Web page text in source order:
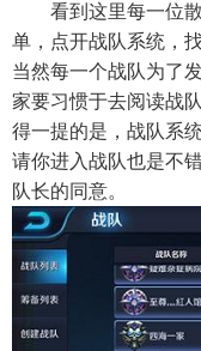
看到这里每一位
单，点开战队系统，
当然每一个战队为了
家要习惯于去阅读战
得一提的是，战队系
请你进入战队也是不
队长的同意。